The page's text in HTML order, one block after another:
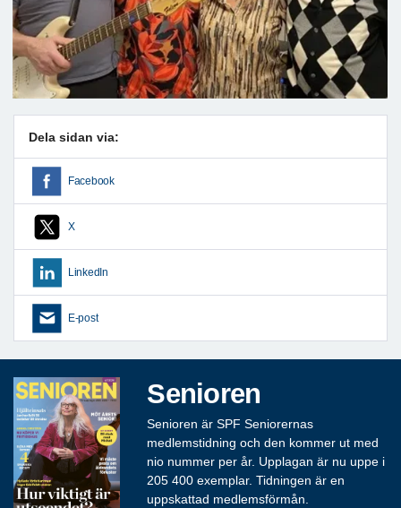
Dela sidan via:
Facebook
X
LinkedIn
E-post
Senioren
Senioren är SPF Seniorernas
medlemstidning och den kommer ut med
nio nummer per år. Upplagan är nu uppe i
205 400 exemplar. Tidningen är en
uppskattad medlemsförmån.